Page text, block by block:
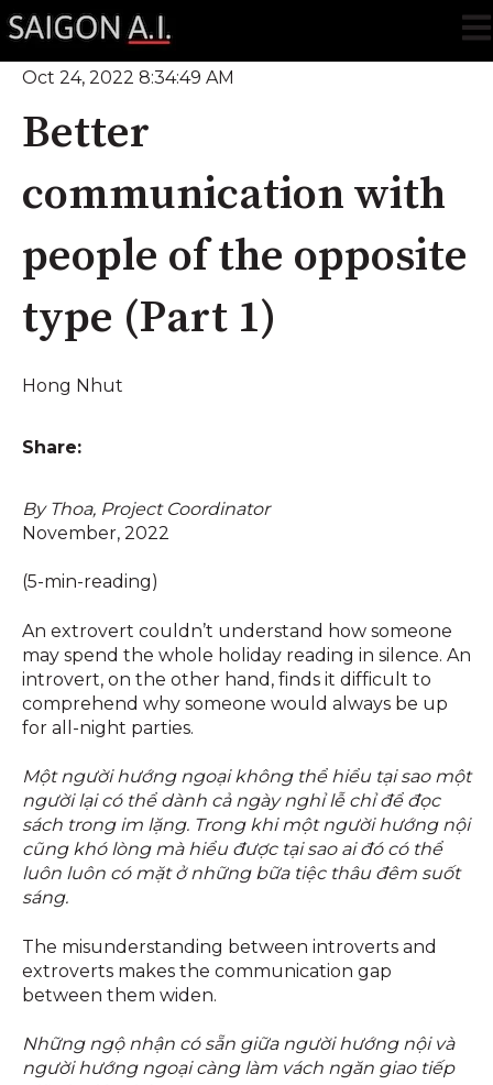
Oct 24, 2022 8:34:49 AM
Better
communication with
people of the opposite
type (Part 1)
Hong Nhut
Share:
By Thoa, Project Coordinator
November, 2022
(5-min-reading)
An extrovert couldn’t understand how someone
may spend the whole holiday reading in silence. An
introvert, on the other hand, finds it difficult to
comprehend why someone would always be up
for all-night parties.
Một người hướng ngoại không thể hiểu tại sao một
người lại có thể dành cả ngày nghỉ lễ chỉ để đọc
sách trong im lặng. Trong khi một người hướng nội
cũng khó lòng mà hiểu được tại sao ai đó có thể
luôn luôn có mặt ở những bữa tiệc thâu đêm suốt
sáng.
The misunderstanding between introverts and
extroverts makes the communication gap
between them widen.
Những ngộ nhận có sẵn giữa người hướng nội và
người hướng ngoại càng làm vách ngăn giao tiếp